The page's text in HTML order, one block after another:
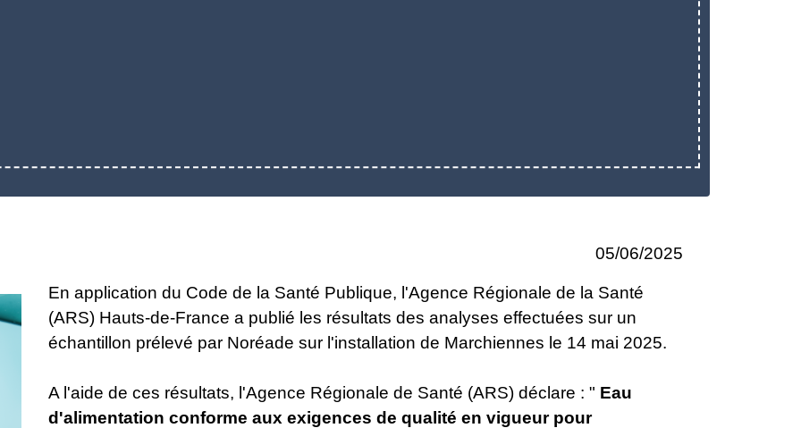
05/06/2025
En application du Code de la Santé Publique, l'Agence Régionale de la Santé
(ARS) Hauts-de-France a publié les résultats des analyses effectuées sur un
échantillon prélevé par Noréade sur l'installation de Marchiennes le 14 mai 2025.
A l'aide de ces résultats, l'Agence Régionale de Santé (ARS) déclare : " Eau
d'alimentation conforme aux exigences de qualité en vigueur pour